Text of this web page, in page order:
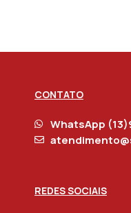
CONTATO
WhatsApp
REDES SOCIAIS